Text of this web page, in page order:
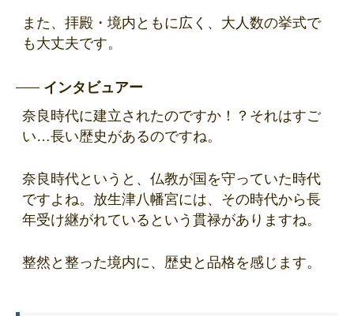
また、拝殿・境内ともに広く、大人数の挙式で
も大丈夫です。
インタビュアー
奈良時代に建立されたのですか！？それはすご
い…長い歴史があるのですね。
奈良時代というと、仏教が国を守っていた時代
ですよね。放生津八幡宮には、その時代から長
年受け継がれているという貫禄がありますね。
整然と整った境内に、歴史と品格を感じます。